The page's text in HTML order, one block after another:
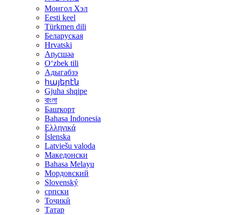
Монгол Хэл
Eesti keel
Türkmen dili
Беларуская
Hrvatski
Аҧсшәа
Oʻzbek tili
Адыгабзэ
հայերէն
Gjuha shqipe
বাংলা
Башҡорт
Bahasa Indonesia
Ελληνικά
Íslenska
Latviešu valoda
Македонски
Bahasa Melayu
Мордовский
Slovenský
српски
Тоҷикӣ
Татар